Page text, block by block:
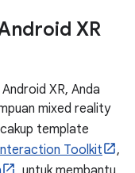
XR
XR, Anda
mixed reality
template
Toolkit
,